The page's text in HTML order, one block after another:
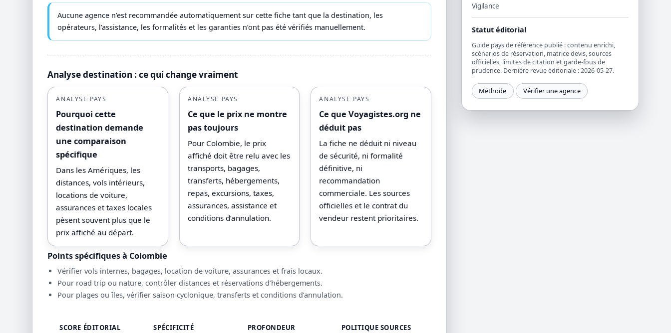
Aucune agence n’est recommandée automatiquement sur cette fiche tant que la destination, les
opérateurs, l’assistance, les formalités et les garanties n’ont pas été vérifiés manuellement.
Analyse destination : ce qui change vraiment
ANALYSE PAYS
Pourquoi cette
destination demande
une comparaison
spécifique
Dans les Amériques, les
distances, vols intérieurs,
locations de voiture,
assurances et taxes locales
pèsent souvent plus que le
prix affiché au départ.
ANALYSE PAYS
Ce que le prix ne montre
pas toujours
Pour Colombie, le prix
affiché doit être relu avec les
transports, bagages,
transferts, hébergements,
repas, excursions, taxes,
assurances, assistance et
conditions d’annulation.
ANALYSE PAYS
Ce que Voyagistes.org ne
déduit pas
La fiche ne déduit ni niveau
de sécurité, ni formalité
définitive, ni
recommandation
commerciale. Les sources
officielles et le contrat du
vendeur restent prioritaires.
Points spécifiques à Colombie
Vérifier vols internes, bagages, location de voiture, assurances et frais locaux.
Pour road trip ou nature, contrôler distances et réservations d’hébergements.
Pour plages ou îles, vérifier saison cyclonique, transferts et conditions d’annulation.
SCORE ÉDITORIAL
SPÉCIFICITÉ
PROFONDEUR
POLITIQUE SOURCES
Vigilance
Statut éditorial
Guide pays de référence publié : contenu enrichi,
scénarios de réservation, matrice devis, sources
officielles, limites de citation et garde-fous de
prudence. Dernière revue éditoriale : 2026-05-27.
Méthode Vérifier une agence